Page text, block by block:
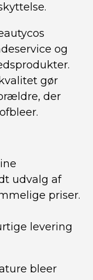
og
gør
der
udvalg af
priser.
levering
bleer